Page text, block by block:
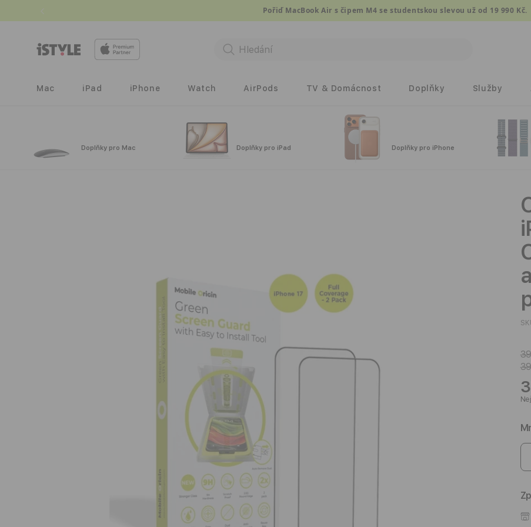
Přejít k
obsahu
Pořiď MacBook Air s čipem M4 se studentskou slevou už od 19 990 Kč.
Mac iPad iPhone Watch AirPods TV & Domácnost Doplňky Služby
Doplňky pro Mac Doplňky pro iPad Doplňky pro iPhone